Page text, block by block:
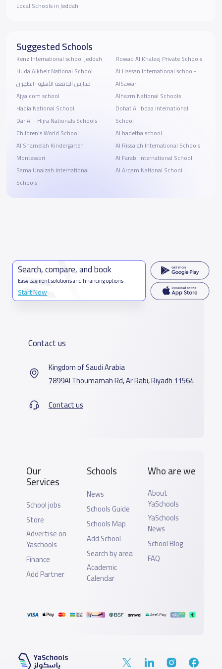
Local Schools in Jeddah
Suggested Schools
Kenz International school jeddah
Huda Alkheir National School
مدارس الجامعة الأهلية -الظهران
Ajyalcom school
Hadia National School
Dar Al - Hijra Nationals Schools
Children's World School
Al Shamelah Kindergarten
Montessori
Sama Unaizah International
Schools
Rowad Al Khaleej Private Schools
Al Hassan International school-
AlSawari
Alhazm National Schools
Dohat Al Ibdaa International
School
Al hadetha school
Al Rissalah International Schools
Al Farabi International School
Al Arqam National School
Search, compare, and book
Easy payment solutions and financing options
Start Now
Contact us
Kingdom of Saudi Arabia
7899Al Thoumamah Rd, Ar Rabi, Riyadh 11564
Contact us
Our
Services
School jobs
Store
Advertise on
Yaschools
Finance
Add Partner
Schools
News
Schools Guide
Schools Map
Add School
Search by area
Academic
Calendar
Who are we
About
YaSchools
YaSchools
News
School Blog
FAQ